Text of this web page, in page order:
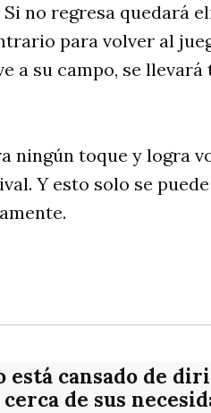
no regresa quedará
para volver al
a su campo, se
ningún toque y logra
Y esto solo se
está cansado de
de sus